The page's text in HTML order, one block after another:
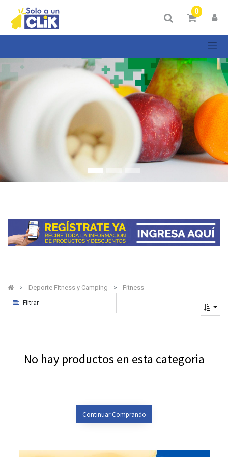
0
Deporte Fitness y Camping Fitness
Filtrar
Mostrar
Categorías
Mostrar
opciones
No hay productos en esta categoria
Continuar Comprando